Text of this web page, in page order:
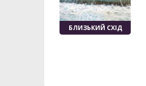
БЛИЗЬКИЙ СХІД